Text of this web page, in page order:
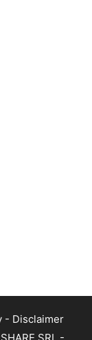
- Disclaimer